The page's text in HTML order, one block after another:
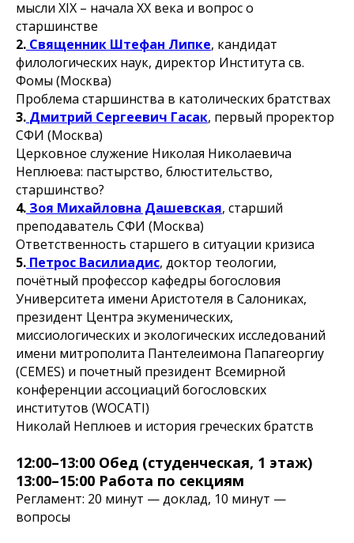
мысли XIX – начала XX века и вопрос о
старшинстве
2. Священник Штефан Липке, кандидат
филологических наук, директор Института св.
Фомы (Москва)
Проблема старшинства в католических братствах
3. Дмитрий Сергеевич Гасак, первый проректор
СФИ (Москва)
Церковное служение Николая Николаевича
Неплюева: пастырство, блюстительство,
старшинство?
4. Зоя Михайловна Дашевская, старший
преподаватель СФИ (Москва)
Ответственность старшего в ситуации кризиса
5. Петрос Василиадис, доктор теологии,
почётный профессор кафедры богословия
Университета имени Аристотеля в Салониках,
президент Центра экуменических,
миссиологических и экологических исследований
имени митрополита Пантелеимона Папагеоргиу
(CEMES) и почетный президент Всемирной
конференции ассоциаций богословских
институтов (WOCATI)
Николай Неплюев и история греческих братств
12:00–13:00 Обед (студенческая, 1 этаж)
13:00–15:00 Работа по секциям
Регламент: 20 минут — доклад, 10 минут —
вопросы